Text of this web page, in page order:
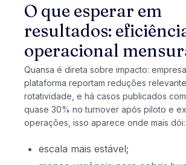
O que esperar em
resultados:
operacional
Quansa é direta sobre impacto:
plataforma reportam reduções
rotatividade, e há casos publicados
quase 30% no turnover após piloto e
operações, isso aparece onde mais dói:
escala mais estável;